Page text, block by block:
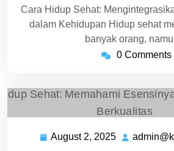
Cara Hidup Sehat:
dalam Kehidupan Hidup sehat
banyak orang,
0 Comments
August 2, 2025 August